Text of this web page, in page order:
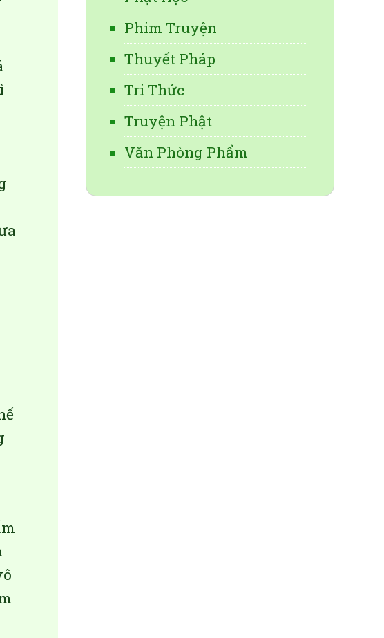
Phim Truyện
Thuyết Pháp
Tri Thức
Truyện Phật
Văn Phòng Phẩm